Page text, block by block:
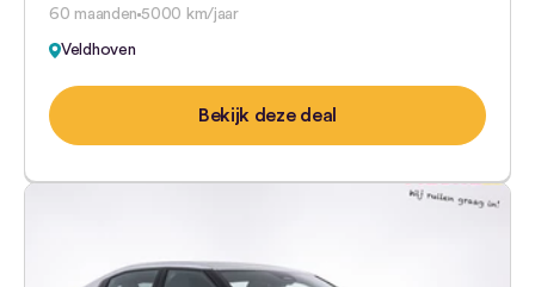
60 maanden 5000 km/jaar
Veldhoven
Bekijk deze deal